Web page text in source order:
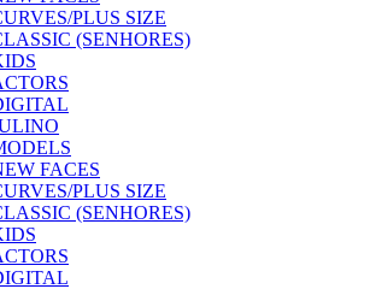
PLUS SIZE
(SENHORES)
FACES
PLUS SIZE
(SENHORES)